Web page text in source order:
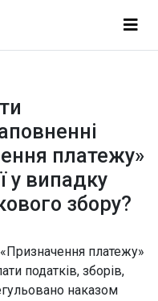
платежу»
у випадку
збору?
платежу»
податків, зборів,
наказом